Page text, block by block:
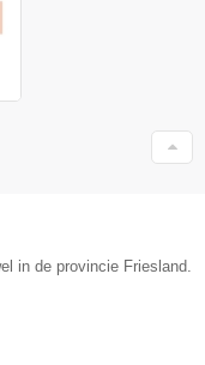
in de provincie Friesland.